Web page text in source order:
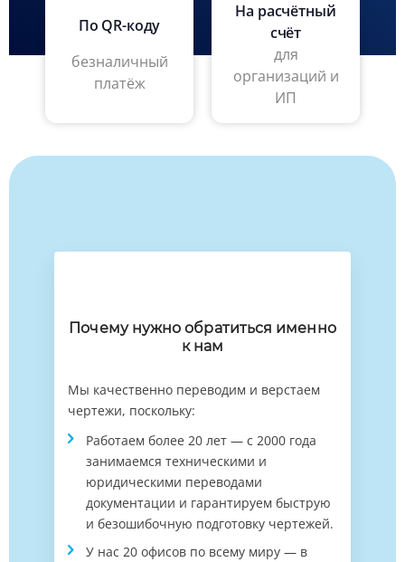
По QR-коду
безналичный
платёж
На расчётный
счёт
для
организаций и
ИП
Почему нужно обратиться именно
к нам
Мы качественно переводим и верстаем
чертежи, поскольку:
Работаем более 20 лет ― с 2000 года
занимаемся техническими и
юридическими переводами
документации и гарантируем быструю
и безошибочную подготовку чертежей.
У нас 20 офисов по всему миру ― в